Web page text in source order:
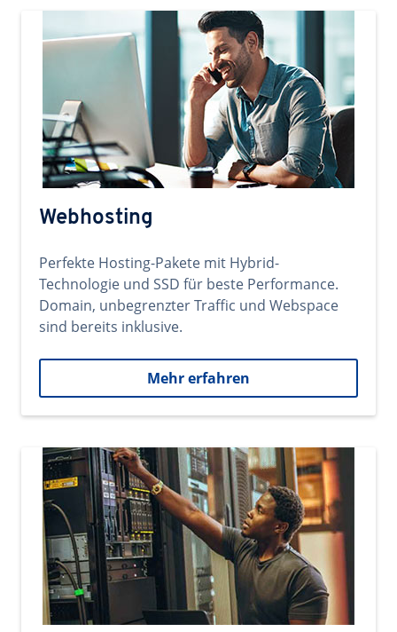
Webhosting
Perfekte Hosting-Pakete mit Hybrid-
Technologie und SSD für beste Performance.
Domain, unbegrenzter Traffic und Webspace
sind bereits inklusive.
Mehr erfahren